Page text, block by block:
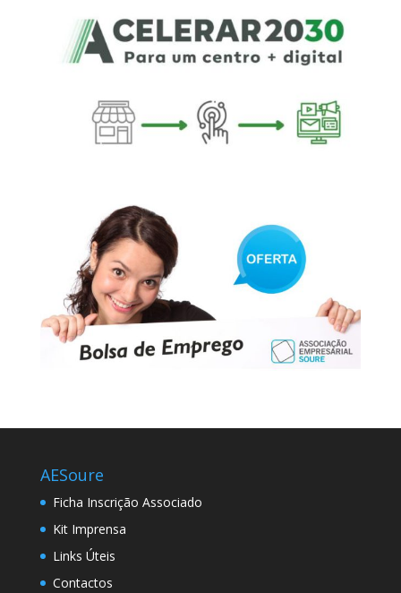
AESoure
Ficha Inscrição Associado
Kit Imprensa
Links Úteis
Contactos